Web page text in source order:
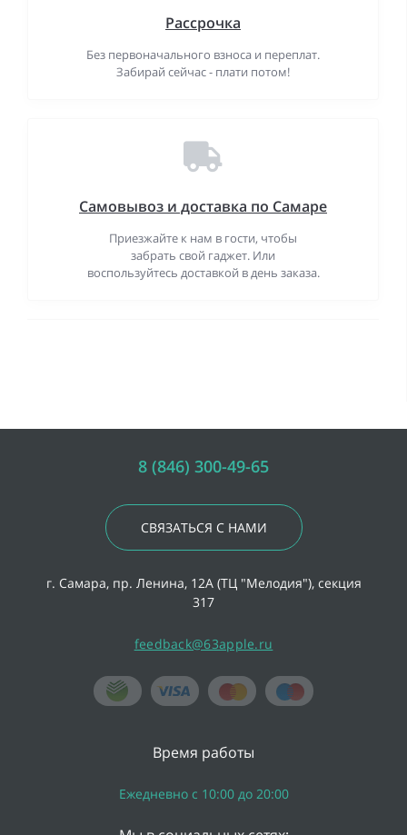
Рассрочка
Без первоначального взноса и переплат.
Забирай сейчас - плати потом!
Самовывоз и доставка по Самаре
Приезжайте к нам в гости, чтобы
забрать свой гаджет. Или
воспользуйтесь доставкой в день заказа.
8 (846) 300-49-65
СВЯЗАТЬСЯ С НАМИ
г. Самара, пр. Ленина, 12А (ТЦ "Мелодия"), секция
317
feedback@63apple.ru
Время работы
Ежедневно с 10:00 до 20:00